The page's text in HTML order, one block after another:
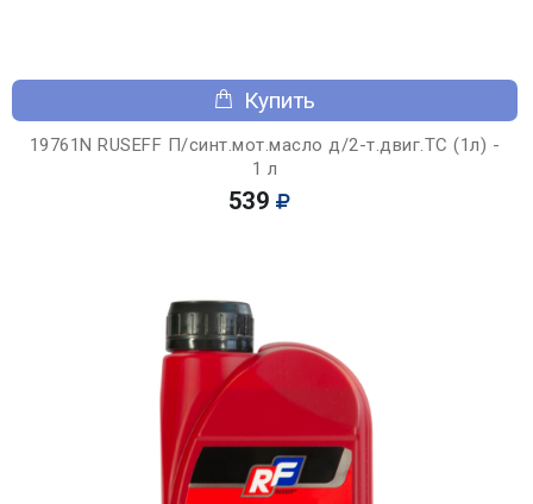
Купить
19761N RUSEFF П/синт.мот.масло д/2-т.двиг.TС (1л) -
1 л
539